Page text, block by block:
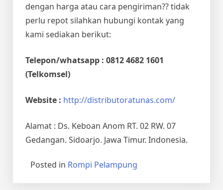
dengan harga atau cara pengiriman?? tidak
perlu repot silahkan hubungi kontak yang
kami sediakan berikut:
Telepon/whatsapp : 0812 4682 1601
(Telkomsel)
Website : http://distributoratunas.com/
Alamat : Ds. Keboan Anom RT. 02 RW. 07
Gedangan. Sidoarjo. Jawa Timur. Indonesia.
Posted in Rompi Pelampung